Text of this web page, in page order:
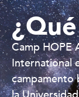
Camp HOPE
International
campamento